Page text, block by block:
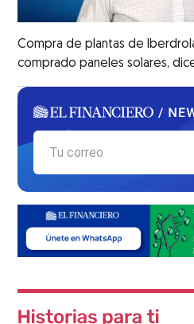
Compra de plantas de
comprado paneles solares,